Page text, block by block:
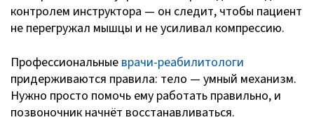
контролем инструктора — он следит, чтобы пациент
не перегружал мышцы и не усиливал компрессию.
Профессиональные врачи-реабилитологи
придерживаются правила: тело — умный механизм.
Нужно просто помочь ему работать правильно, и
позвоночник начнёт восстанавливаться.